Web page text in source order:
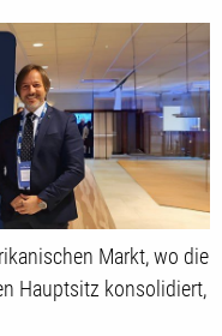
Markt, wo die
Hauptsitz konsolidiert,